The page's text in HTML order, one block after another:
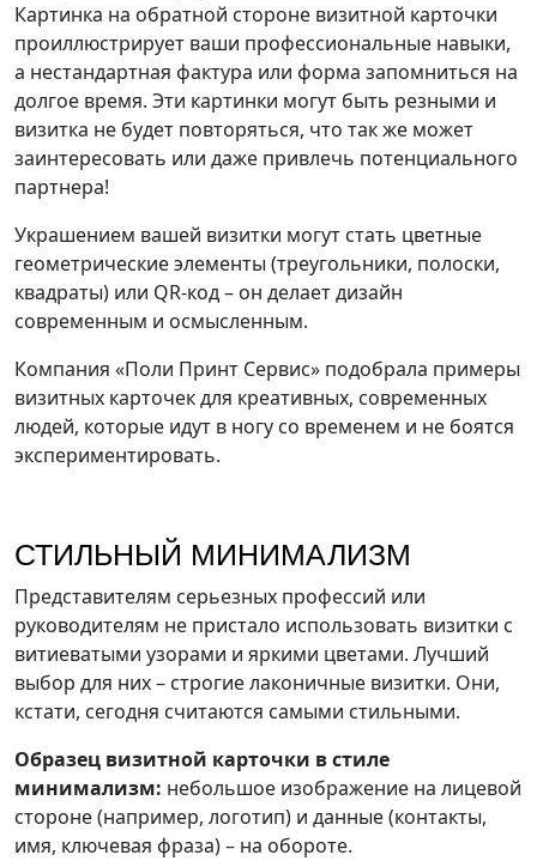
Картинка на обратной стороне визитной карточки
проиллюстрирует ваши профессиональные навыки,
а нестандартная фактура или форма запомниться на
долгое время. Эти картинки могут быть резными и
визитка не будет повторяться, что так же может
заинтересовать или даже привлечь потенциального
партнера!
Украшением вашей визитки могут стать цветные
геометрические элементы (треугольники, полоски,
квадраты) или QR-код – он делает дизайн
современным и осмысленным.
Компания «Поли Принт Сервис» подобрала примеры
визитных карточек для креативных, современных
людей, которые идут в ногу со временем и не боятся
экспериментировать.
СТИЛЬНЫЙ МИНИМАЛИЗМ
Представителям серьезных профессий или
руководителям не пристало использовать визитки с
витиеватыми узорами и яркими цветами. Лучший
выбор для них – строгие лаконичные визитки. Они,
кстати, сегодня считаются самыми стильными.
Образец визитной карточки в стиле
минимализм: небольшое изображение на лицевой
стороне (например, логотип) и данные (контакты,
имя, ключевая фраза) – на обороте.